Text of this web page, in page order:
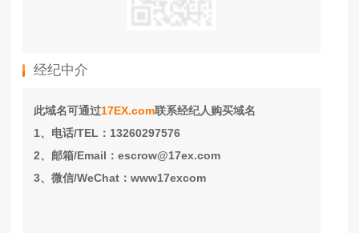
经纪中介
此域名可通过17EX.com联系经纪人购买域名
1、电话/TEL：13260297576
2、邮箱/Email：escrow@17ex.com
3、微信/WeChat：www17excom